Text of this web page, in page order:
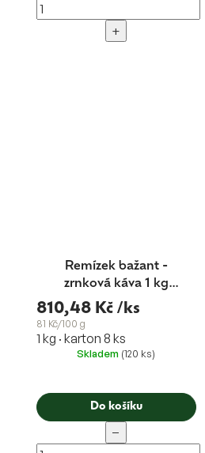
+
Remízek bažant -
zrnková káva 1 kg
blend Nr.1
810,48 Kč /ks
81 Kč/100 g
1 kg · karton 8 ks
Skladem (120 ks)
Do košíku
−